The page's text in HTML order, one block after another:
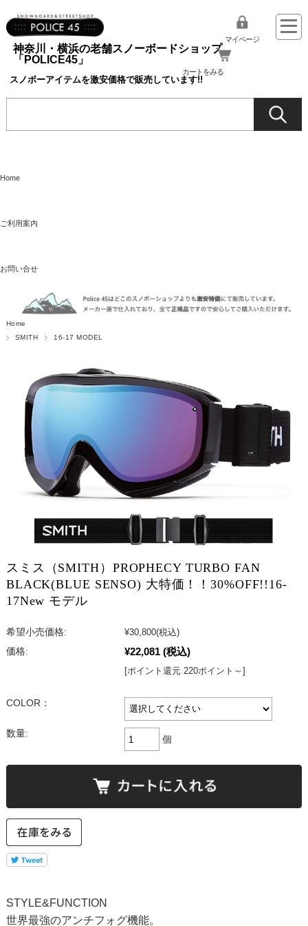
神奈川・横浜の老舗スノーボードショップ
「POLICE45」
スノボーアイテムを激安価格で販売しています!!
マイページ
カートをみる
Home
ご利用案内
お問い合せ
Home
SMITH
16-17 MODEL
スミス（SMITH）PROPHECY TURBO FAN
BLACK(BLUE SENSO) 大特価！！30%OFF!!16-
17New モデル
希望小売価格: ¥30,800(税込)
価格:
¥22,081 (税込)
[ポイント還元 220ポイント～]
COLOR：
数量:
個
STYLE&FUNCTION
世界最強のアンチフォグ機能。